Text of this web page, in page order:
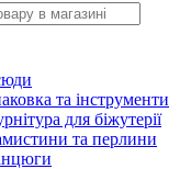
та інструменти
для біжутерії
та перлини